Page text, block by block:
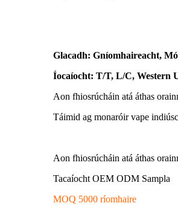
Glacadh: Gníomhaireacht,
Íocaíocht: T/T, L/C, Western
Aon fhiosrúcháin atá áthas
Táimid ag monaróir vape
Aon fhiosrúcháin atá áthas
Tacaíocht OEM ODM Sampla
MOQ 5000 ríomhaire